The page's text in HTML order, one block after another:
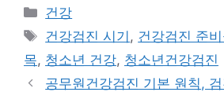
카
테
리
건강
태
그
건강검진 시기 , 건강검진 준
목, 청소년 건강, 청소년건강검진
공무원건강검진 기본 원칙,